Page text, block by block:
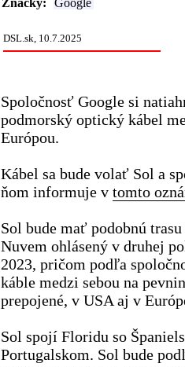
Značky: Google
DSL.sk, 10.7.2025
Spoločnosť Google si
podmorský optický kábel
Európou.
Kábel sa bude volať Sol a
ňom informuje v tomto
Sol bude mať podobnú
Nuvem ohlásený v druhej
2023, pričom podľa
káble medzi sebou na
prepojené, v USA aj v
Sol spojí Floridu so
Portugalskom. Sol bude